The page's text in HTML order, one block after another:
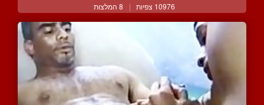
10976 צפיות | 8 המלצות